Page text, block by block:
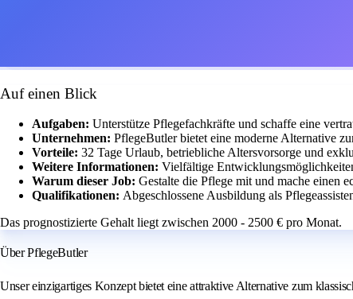
Auf einen Blick
Aufgaben: Unterstütze Pflegefachkräfte und schaffe eine
Unternehmen: PflegeButler bietet eine moderne Alternative
Vorteile: 32 Tage Urlaub, betriebliche Altersvorsorge und
Weitere Informationen: Vielfältige
Warum dieser Job: Gestalte die Pflege mit und mache einen
Qualifikationen: Abgeschlossene Ausbildung als
Das prognostizierte Gehalt liegt zwischen 2000 - 2500 € pro Monat.
Über PflegeButler
Unser einzigartiges Konzept bietet eine attraktive Alternative zum